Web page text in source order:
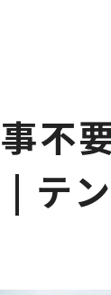
不
テ